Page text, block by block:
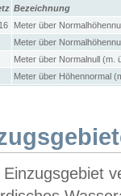
Bezeichnung
Meter über
Meter über
Meter über Normalnull (m.
Meter über Höhennormal
Einzugsgebiet